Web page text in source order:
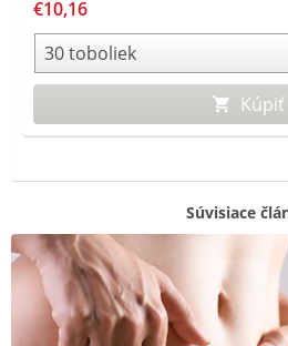
je obohatený o
od 3 rokov a dospelých.
€10,16
Kúpiť
Súvisiace